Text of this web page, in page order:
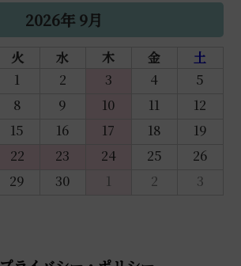
2026年 9月
火 水 木 金
土
1 2 3 4
5
8 9 10 11
12
15 16 17 18
19
22 23 24 25
26
29 30 1 2 3